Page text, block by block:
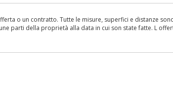
o un contratto. Tutte le misure, superfici e distanze
parti della proprietà alla data in cui son state fatte. L